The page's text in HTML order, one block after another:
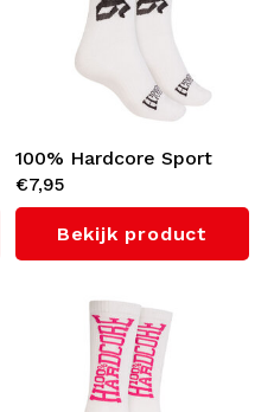
100% Hardcore Sport
Sokken 'Gabber' (White)
€7,95
Bekijk product